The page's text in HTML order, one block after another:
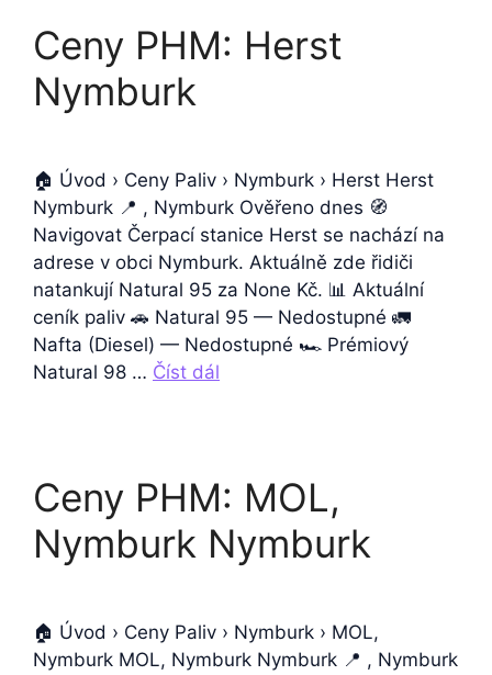
Ceny PHM: Herst
Nymburk
🏠 Úvod › Ceny Paliv › Nymburk › Herst Herst
Nymburk 📍 , Nymburk Ověřeno dnes 🧭
Navigovat Čerpací stanice Herst se nachází na
adrese v obci Nymburk. Aktuálně zde řidiči
natankují Natural 95 za None Kč. 📊 Aktuální
ceník paliv 🚗 Natural 95 — Nedostupné 🚛
Nafta (Diesel) — Nedostupné 🏎️ Prémiový
Natural 98 … Číst dál
Ceny PHM: MOL,
Nymburk Nymburk
🏠 Úvod › Ceny Paliv › Nymburk › MOL,
Nymburk MOL, Nymburk Nymburk 📍 , Nymburk